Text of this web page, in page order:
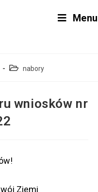
Menu
Post nabory
wniosków nr
Ziemi